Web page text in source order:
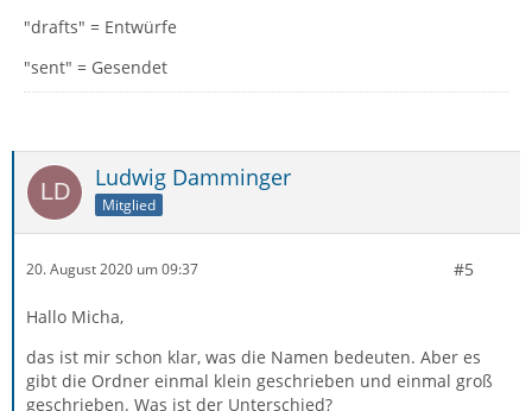
"drafts" = Entwürfe
"sent" = Gesendet
Ludwig Damminger
Mitglied
20. August 2020 um 09:37 #5
Hallo Micha,
das ist mir schon klar, was die Namen bedeuten. Aber es
gibt die Ordner einmal klein geschrieben und einmal groß
geschrieben. Was ist der Unterschied?